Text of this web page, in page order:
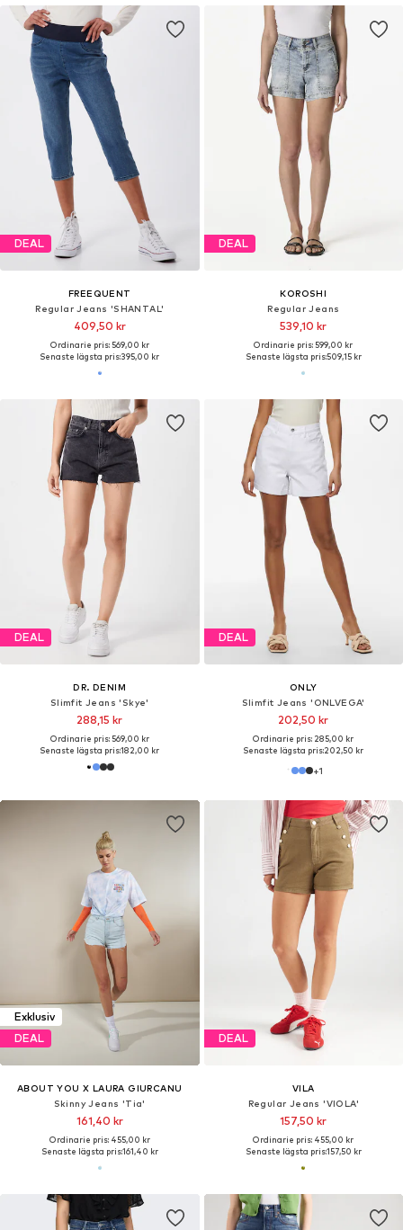
DEAL
FREEQUENT
Regular Jeans 'SHANTAL'
409,50 kr
Ordinarie pris: 569,00 kr
Senaste lägsta pris:395,00 kr
DEAL
KOROSHI
Regular Jeans
539,10 kr
Ordinarie pris: 599,00 kr
Senaste lägsta pris:509,15 kr
DEAL
DR. DENIM
Slimfit Jeans 'Skye'
288,15 kr
Ordinarie pris: 569,00 kr
Senaste lägsta pris:182,00 kr
DEAL
ONLY
Slimfit Jeans 'ONLVEGA'
202,50 kr
Ordinarie pris: 285,00 kr
Senaste lägsta pris:202,50 kr
+1
Exklusiv
DEAL
ABOUT YOU X LAURA GIURCANU
Skinny Jeans 'Tia'
161,40 kr
Ordinarie pris: 455,00 kr
Senaste lägsta pris:161,40 kr
DEAL
VILA
Regular Jeans 'VIOLA'
157,50 kr
Ordinarie pris: 455,00 kr
Senaste lägsta pris:157,50 kr